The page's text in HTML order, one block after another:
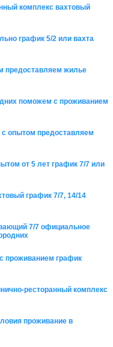
комплекс вахтовый
график 5/2 или вахта
предоставляем жилье
поможем с проживанием
с опытом предоставляем
от 5 лет график 7/7 или
график 7/7, 14/14
7/7 официальное
проживанием график
ресторанный комплекс
проживание в